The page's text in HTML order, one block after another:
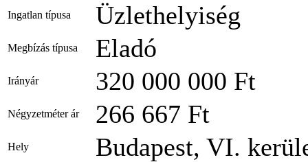
Ingatlan típusa Üzlethelyiség
Megbízás típusa Eladó
Irányár 320 000 000 Ft
Négyzetméter ár 266 667 Ft
Hely Budapest, VI.